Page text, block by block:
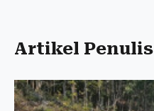
Artikel Penulis